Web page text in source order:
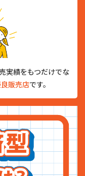
実績をもつだけでな
販売店です。